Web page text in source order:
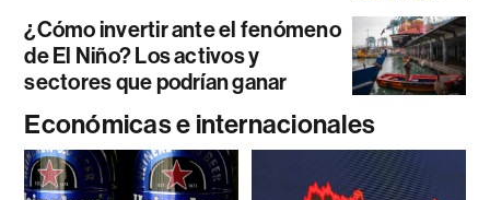
¿Cómo invertir ante el fenómeno
de El Niño? Los activos y
sectores que podrían ganar
Económicas e internacionales